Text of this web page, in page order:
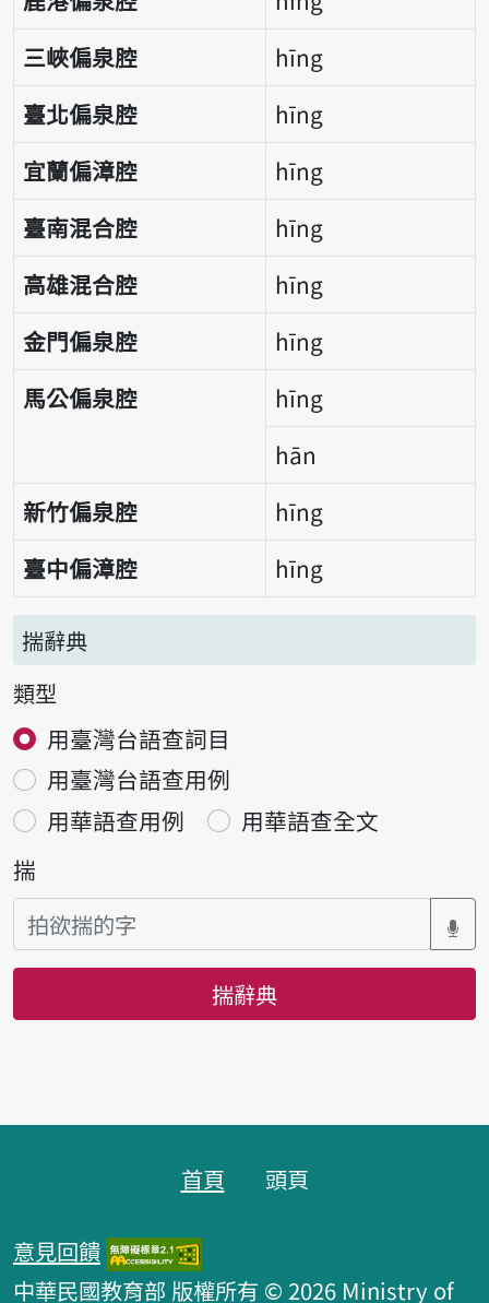
三峽偏泉腔
hīng
臺北偏泉腔
hīng
宜蘭偏漳腔
hīng
臺南混合腔
hīng
高雄混合腔
hīng
金門偏泉腔
hīng
馬公偏泉腔
hīng
hān
新竹偏泉腔
hīng
臺中偏漳腔
hīng
揣辭典
類型
用臺灣台語查詞目
用臺灣台語查用例
用華語查用例
用華語查全文
揣
揣辭典
首頁 頭頁
意見回饋
中華民國教育部 版權所有 © 2026 Ministry of